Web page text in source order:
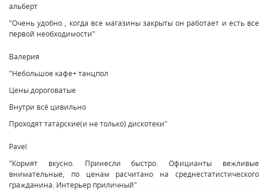
альберт
"Очень удобно , когда все магазины закрыты он работает и есть все
первой необходимости"
Валерия
"Небольшое кафе+ танцпол
Цены дороговатые
Внутри всё цивильно
Проходят татарские(и не только) дискотеки"
Pavel
"Кормят вкусно. Принесли быстро. Официанты вежливые
внимательные, по ценам расчитано на среднестатистического
гражданина. Интерьер приличный"